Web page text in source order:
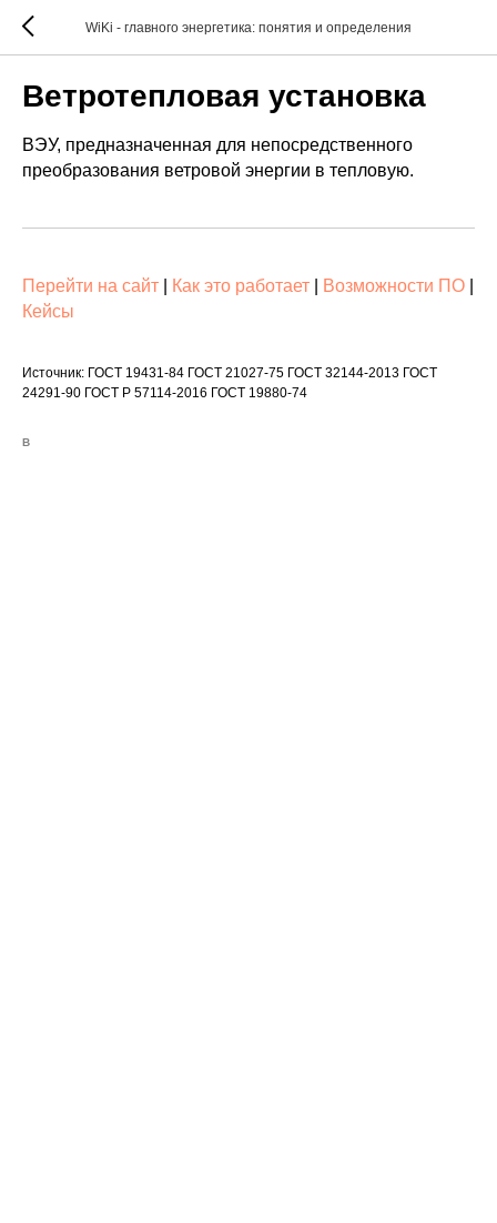
WiKi - главного энергетика: понятия и определения
Ветротепловая установка
ВЭУ, предназначенная для непосредственного
преобразования ветровой энергии в тепловую.
Перейти на сайт Как это работает Возможности ПО
Кейсы
Источник: ГОСТ 19431-84 ГОСТ 21027-75 ГОСТ 32144-2013 ГОСТ
24291-90 ГОСТ Р 57114-2016 ГОСТ 19880-74
В